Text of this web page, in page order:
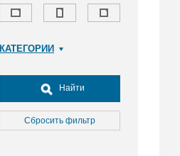
КАТЕГОРИИ
Досуг, туризм и отдых
Культура
Медицина
Найти
Сбросить фильтр